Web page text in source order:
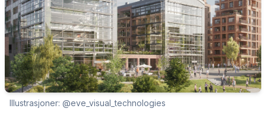
Illustrasjoner: @eve_visual_technologies